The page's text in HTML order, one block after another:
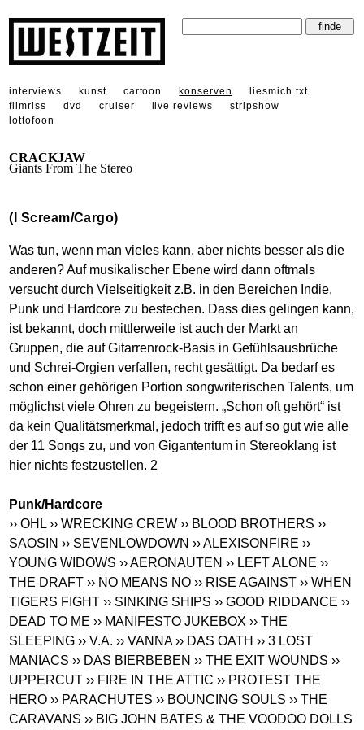
interviews kunst cartoon konserven
liesmich.txt
filmriss
dvd cruiser live reviews
stripshow
lottofoon
CRACKJAW
Giants From The Stereo
(I Scream/Cargo)
Was tun, wenn man vieles kann, aber nichts besser als die
anderen? Auf musikalischer Ebene wird dann oftmals
versucht durch Vielseitigkeit z.B. in den Bereichen Indie,
Punk und Hardcore zu bestechen. Dass dies gelingen kann,
ist bekannt, doch mittlerweile ist auch der Markt an
Gruppen, die auf Gitarrenrock-Basis in Gefühlsausbrüche
und Schrei-Orgien verfallen, recht gesättigt. Da bedarf es
schon einer gehörigen Portion songwriterischen Talents, um
möglichst viele Ohren zu begeistern. „Schon oft gehört“ ist
da kein Qualitätsmerkmal, jedoch trifft es auf so gut wie alle
der 11 Songs zu, und von Gigantentum in Stereoklang ist
hier nichts festzustellen. 2
Punk/Hardcore
›› OHL ›› WRECKING CREW ›› BLOOD BROTHERS ››
SAOSIN ›› SEVENLOWDOWN ›› ALEXISONFIRE ››
YOUNG WIDOWS ›› AERONAUTEN ›› LEFT ALONE ››
THE DRAFT ›› NO MEANS NO ›› RISE AGAINST ›› WHEN
TIGERS FIGHT ›› SINKING SHIPS ›› GOOD RIDDANCE ››
DEAD TO ME ›› MANIFESTO JUKEBOX ›› THE
SLEEPING ›› V.A. ›› VANNA ›› DAS OATH ›› 3 LOST
MANIACS ›› DAS BIERBEBEN ›› THE EXIT WOUNDS ››
UPPERCUT ›› FIRE IN THE ATTIC ›› PROTEST THE
HERO ›› PARACHUTES ›› BOUNCING SOULS ›› THE
CARAVANS ›› BIG JOHN BATES & THE VOODOO DOLLS